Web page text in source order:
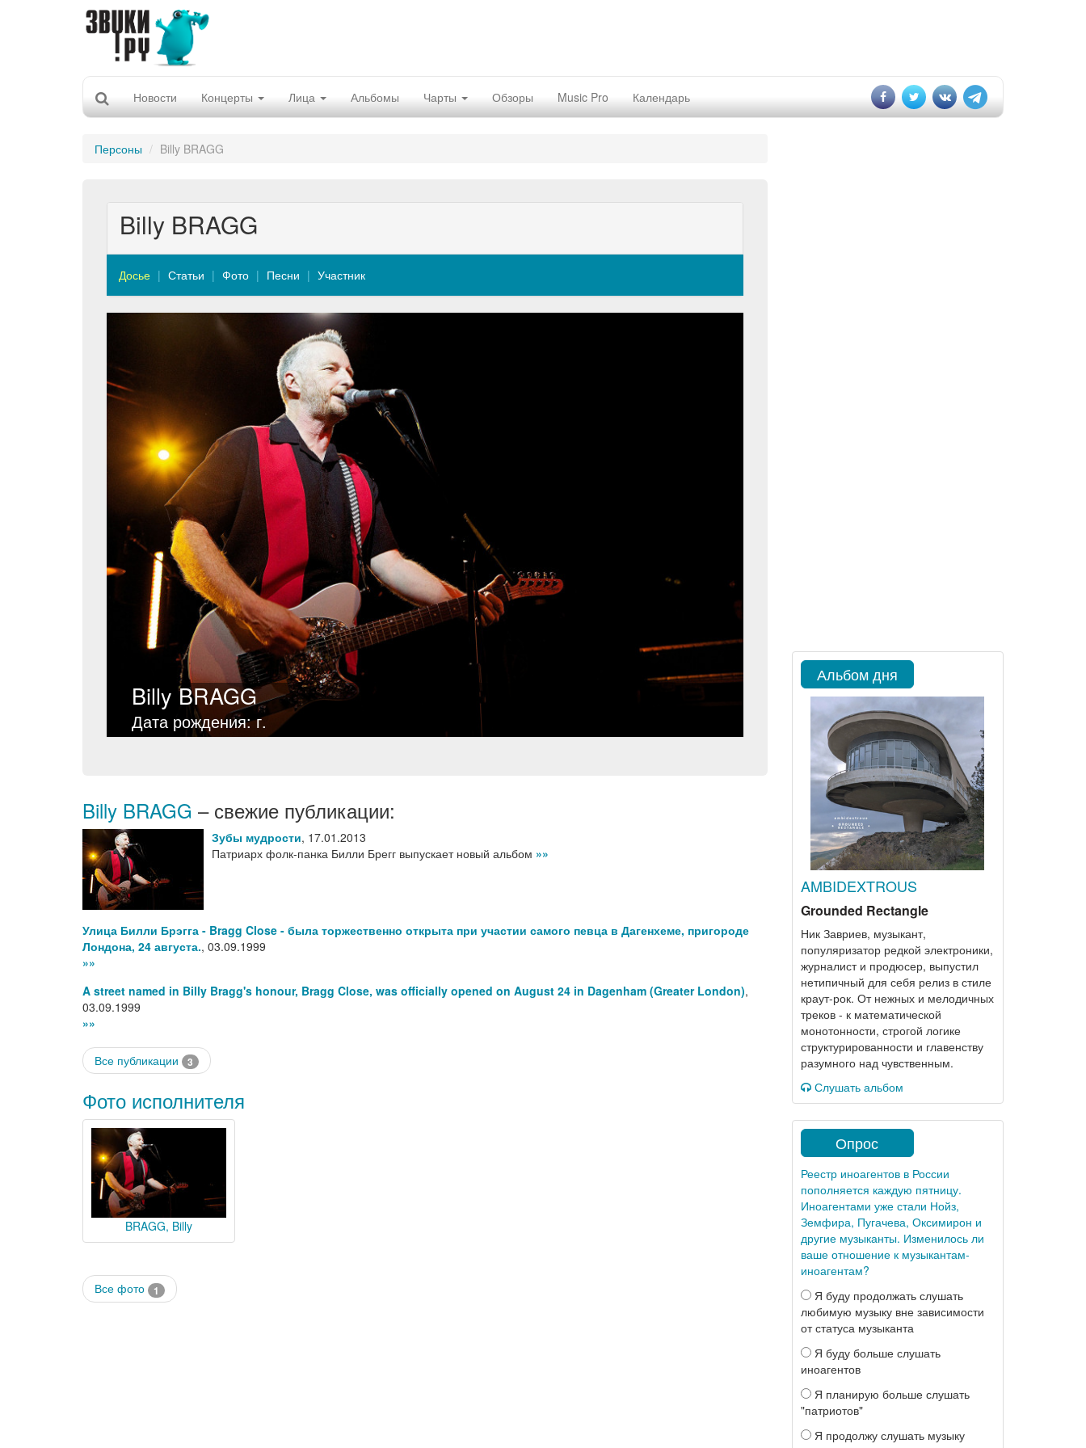
Новости Концерты Лица Альбомы Чарты Обзоры Music Pro Календарь
Персоны Billy BRAGG
Billy BRAGG
Досье Статьи Фото Песни Участник
Billy BRAGG
Дата рождения: г.
Billy BRAGG – свежие публикации:
Зубы мудрости, 17.01.2013
Патриарх фолк-панка Билли Брегг выпускает новый альбом »»
Улица Билли Брэгга - Bragg Close - была торжественно открыта при участии самого певца в Дагенхеме, пригороде
Лондона, 24 августа., 03.09.1999
»»
A street named in Billy Bragg's honour, Bragg Close, was officially opened on August 24 in Dagenham (Greater London),
03.09.1999
»»
Все публикации 3
Фото исполнителя
BRAGG, Billy
Все фото 1
Альбом дня
AMBIDEXTROUS
Grounded Rectangle
Ник Завриев, музыкант,
популяризатор редкой электроники,
журналист и продюсер, выпустил
нетипичный для себя релиз в стиле
краут-рок. От нежных и мелодичных
треков - к математической
монотонности, строгой логике
структурированности и главенству
разумного над чувственным.
Слушать альбом
Опрос
Реестр иноагентов в России
пополняется каждую пятницу.
Иноагентами уже стали Нойз,
Земфира, Пугачева, Оксимирон и
другие музыканты. Изменилось ли
ваше отношение к музыкантам-
иноагентам?
Я буду продолжать слушать
любимую музыку вне зависимости
от статуса музыканта
Я буду больше слушать
иноагентов
Я планирую больше слушать
"патриотов"
Я продолжу слушать музыку